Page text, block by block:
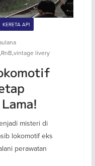
KERETA API
,RnB,vintage livery
misteri di
lokomotif eks
perawatan